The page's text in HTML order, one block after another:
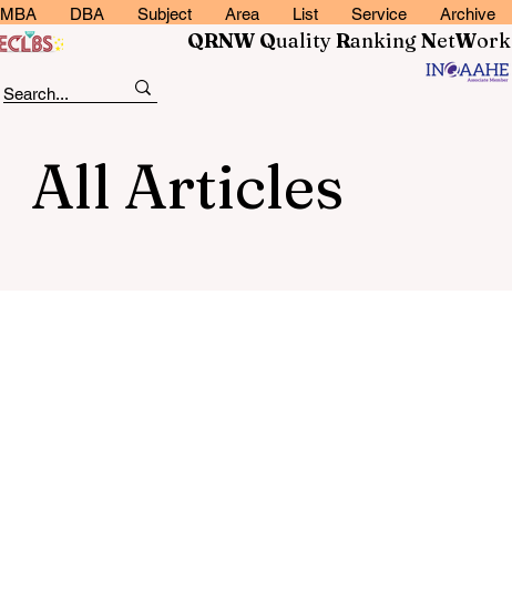
MBA DBA Subject Area List Service Archive
QRNW QualityRankingNetWork
All Articles